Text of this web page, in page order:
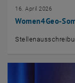
Women4Geo-
16. April 2026